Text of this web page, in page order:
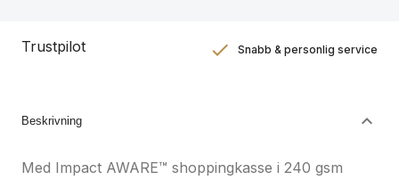
Trustpilot Snabb & personlig service
Beskrivning
Med Impact AWARE™ shoppingkasse i 240 gsm